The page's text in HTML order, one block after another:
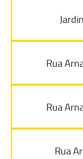
Rua
Rua
Rua